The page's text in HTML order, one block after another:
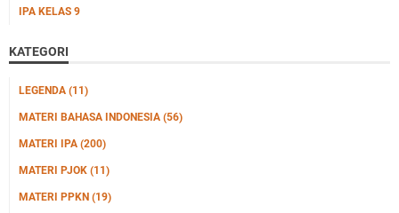
IPA KELAS 9
KATEGORI
LEGENDA (11)
MATERI BAHASA INDONESIA (56)
MATERI IPA (200)
MATERI PJOK (11)
MATERI PPKN (19)